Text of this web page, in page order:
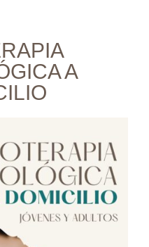
A